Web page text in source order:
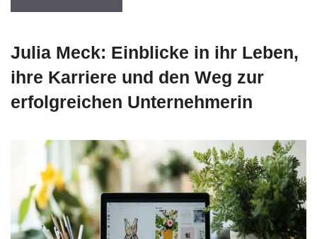
Julia Meck: Einblicke in ihr Leben,
ihre Karriere und den Weg zur
erfolgreichen Unternehmerin